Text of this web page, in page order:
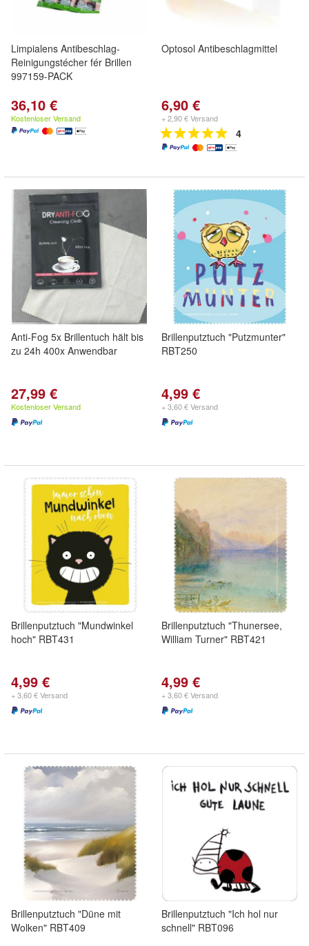
Limpialens Antibeschlag-
Reinigungstécher fér Brillen
997159-PACK
36,10 €
Kostenloser Versand
Optosol Antibeschlagmittel
6,90 €
+ 2,90 € Versand
4
Anti-Fog 5x Brillentuch hält bis
zu 24h 400x Anwendbar
27,99 €
Kostenloser Versand
Brillenputztuch "Putzmunter"
RBT250
4,99 €
+ 3,60 € Versand
Brillenputztuch "Mundwinkel
hoch" RBT431
4,99 €
+ 3,60 € Versand
Brillenputztuch "Thunersee,
William Turner" RBT421
4,99 €
+ 3,60 € Versand
Brillenputztuch "Düne mit
Wolken" RBT409
Brillenputztuch "Ich hol nur
schnell" RBT096